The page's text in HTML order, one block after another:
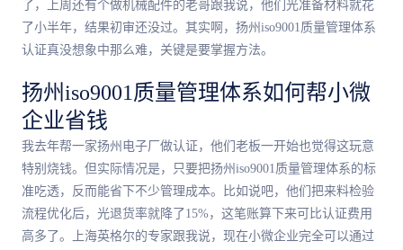
了，上周还有个做机械配件的老哥跟我说，他们光准备材料就花
了小半年，结果初审还没过。其实啊，扬州iso9001质量管理体系
认证真没想象中那么难，关键是要掌握方法。
扬州iso9001质量管理体系如何帮小微
企业省钱
我去年帮一家扬州电子厂做认证，他们老板一开始也觉得这玩意
特别烧钱。但实际情况是，只要把扬州iso9001质量管理体系的标
准吃透，反而能省下不少管理成本。比如说吧，他们把来料检验
流程优化后，光退货率就降了15%，这笔账算下来可比认证费用
高多了。上海英格尔的专家跟我说，现在小微企业完全可以通过